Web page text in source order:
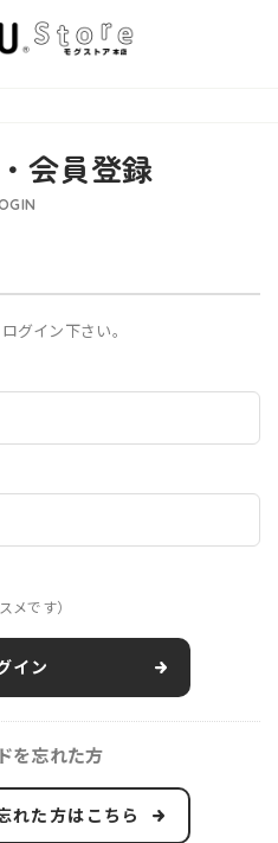
会員登録
グイン下さい。
メです）
イン
を忘れた方
れた方はこちら